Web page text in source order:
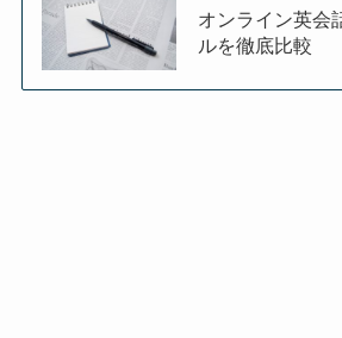
オンライン英会
ルを徹底比較